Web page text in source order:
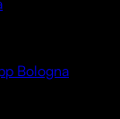
Bologna